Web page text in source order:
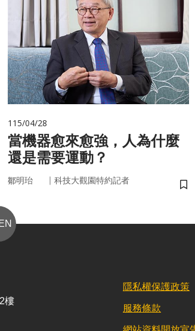
籤
115/04/28
當機器愈來愈強，人為什麼
還是需要運動？
鄒明珆 ｜ 科技大觀園特約記者
儲
樓
隱私權保護政策
服務條款